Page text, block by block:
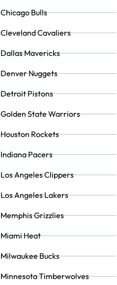
Chicago Bulls
Cleveland Cavaliers
Dallas Mavericks
Denver Nuggets
Detroit Pistons
Golden State Warriors
Houston Rockets
Indiana Pacers
Los Angeles Clippers
Los Angeles Lakers
Memphis Grizzlies
Miami Heat
Milwaukee Bucks
Minnesota Timberwolves